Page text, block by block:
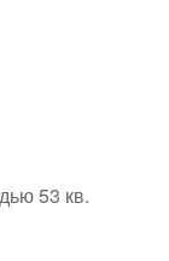
53 кв.